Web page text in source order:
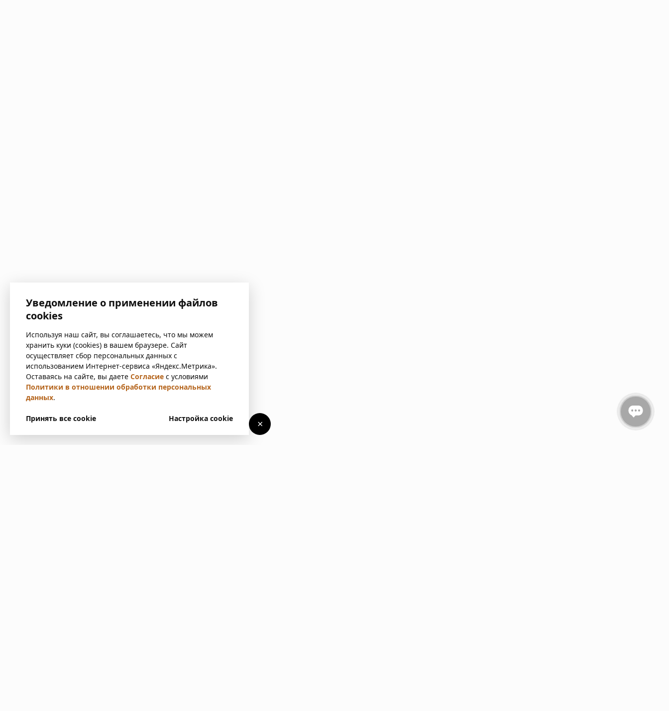
Уведомление о применении файлов
cookies
Используя наш сайт, вы соглашаетесь, что мы можем
хранить куки (cookies) в вашем браузере. Сайт
осуществляет сбор персональных данных с
использованием Интернет-сервиса «Яндекс.Метрика».
Оставаясь на сайте, вы даете Согласие с условиями
Политики в отношении обработки персональных
данных.
Принять все cookie Настройка cookie ×